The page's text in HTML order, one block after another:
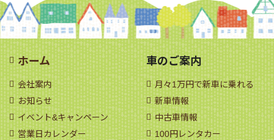
ホーム
会社案内
お知らせ
イベント&キャンペーン
営業日カレンダー
車のご案内
月々1万円で新車に乗れる
新車情報
中古車情報
100円レンタカー